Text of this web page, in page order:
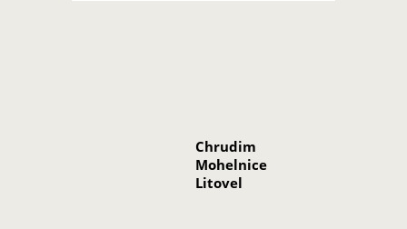
Chrudim
Mohelnice
Litovel